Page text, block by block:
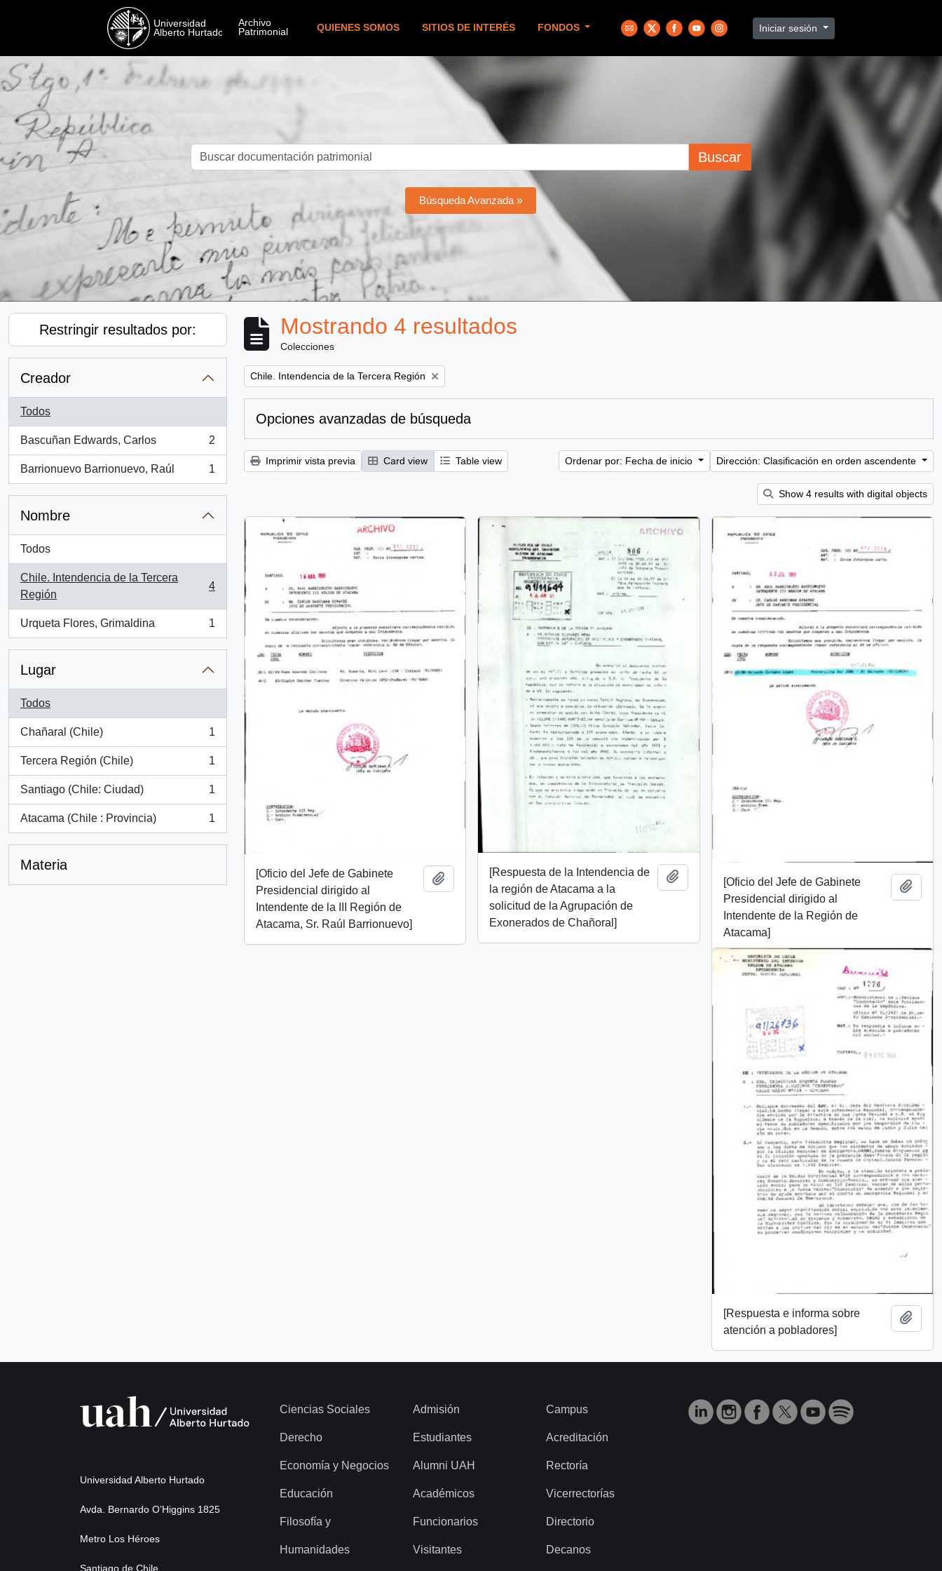
QUIENES SOMOS SITIOS DE INTERÉS FONDOS Iniciar sesión
Buscar
Búsqueda Avanzada »
Restringir resultados por:
Creador
Todos
Bascuñan Edwards, Carlos
, 2 resultados
2
Barrionuevo Barrionuevo, Raúl
, 1 resultados
1
Nombre
Todos
Chile. Intendencia de la Tercera
Región
, 4 resultados
4
Urqueta Flores, Grimaldina
, 1 resultados
1
Lugar
Todos
Chañaral (Chile)
, 1 resultados
1
Tercera Región (Chile)
, 1 resultados
1
Santiago (Chile: Ciudad)
, 1 resultados
1
Atacama (Chile : Provincia)
, 1 resultados
1
Materia
Mostrando 4 resultados
Colecciones
Remove filter:
Chile. Intendencia de la Tercera Región
Opciones avanzadas de búsqueda
Imprimir vista previa Card view Table view Ordenar por: Fecha de inicio Dirección: Clasificación en orden ascendente
Show 4 results with digital objects
[Oficio del Jefe de Gabinete
Presidencial dirigido al
Intendente de la III Región de
Atacama, Sr. Raúl Barrionuevo]
Añadir al portapapeles
[Respuesta de la Intendencia de
la región de Atacama a la
solicitud de la Agrupación de
Exonerados de Chañoral]
Añadir al portapapeles
[Oficio del Jefe de Gabinete
Presidencial dirigido al
Intendente de la Región de
Atacama]
[Respuesta e informa sobre
atención a pobladores]
Universidad Alberto Hurtado
Avda. Bernardo O’Higgins 1825
Metro Los Héroes
Santiago de Chile
Ciencias Sociales
Derecho
Economía y Negocios
Educación
Filosofía y
Humanidades
Admisión
Estudiantes
Alumni UAH
Académicos
Funcionarios
Visitantes
Campus
Acreditación
Rectoría
Vicerrectorías
Directorio
Decanos